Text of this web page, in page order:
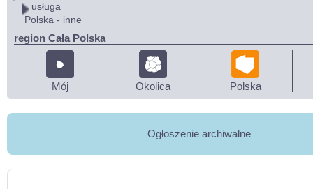
usługa
Polska - inne
region Cała Polska
Mój Okolica Polska
Ogłoszenie archiwalne